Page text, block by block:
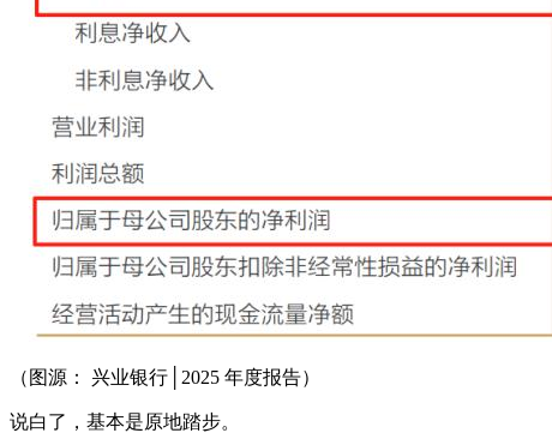
（图源： 兴业银行│2025 年度报告）
说白了，基本是原地踏步。